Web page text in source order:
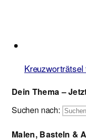
Dein Thema –
Suchen nach:
Malen, Basteln &